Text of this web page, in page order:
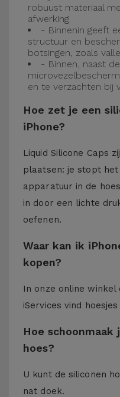
robuust materiaal
afwerking.
- Binnenin geeft
structuur en
botsingen, zoals
- Binnen, naast
en te verzachten bij
Hoe zet je een
iPhone?
Liquid Silicone Caps
plaatsen: je stopt
apparatuur in de
in door een lichte
oefenen.
Waar kan ik
kopen?
In onze online
iServices vind
Hoe schoonmaak
hoes?
U kunt de siliconen
nat doek.